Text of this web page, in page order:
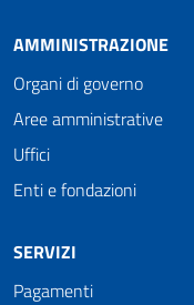
AMMINISTRAZIONE
Organi di governo
Aree amministrative
Uffici
Enti e fondazioni
SERVIZI
Pagamenti